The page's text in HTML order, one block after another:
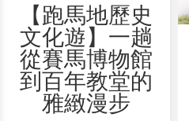
【跑馬地歷史
文化遊】一趟
從賽馬博物館
到百年教堂的
雅緻漫步